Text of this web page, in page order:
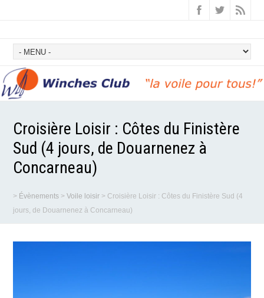
Croisière Loisir : Côtes du Finistère
Sud (4 jours, de Douarnenez à
Concarneau)
> Évènements >Voile loisir > Croisière Loisir : Côtes du Finistère Sud (4
jours, de Douarnenez à Concarneau)